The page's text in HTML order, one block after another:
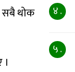
सबै थोक
४ .
५ .